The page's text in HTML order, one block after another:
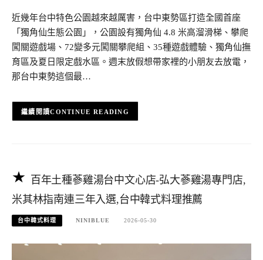
近幾年台中特色公園越來越厲害，台中東勢區打造全國首座
「獨角仙生態公園」，公園設有獨角仙 4.8 米高溜滑梯、攀爬
闖關遊戲場、72變多元闖關攀爬組、35種遊戲體驗、獨角仙撫
育區及夏日限定戲水區。週末放假想帶家裡的小朋友去放電，
那台中東勢這個最…
CONTINUE READING
百年土種蔘雞湯台中文心店-弘大蔘雞湯專門店,
米其林指南連三年入選,台中韓式料理推薦
台中韓式料理 NINIBLUE 2026-05-30